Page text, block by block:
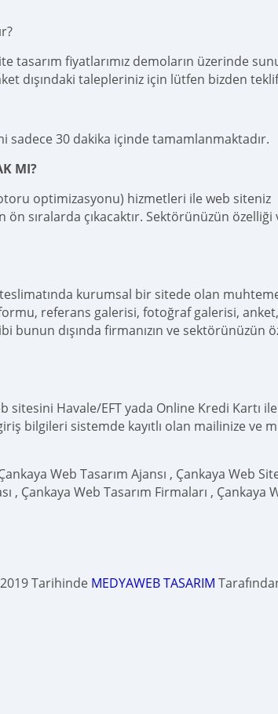
tasarım fiyatlarımız demoların üzerinde
dışındaki talepleriniz için lütfen bizden
sadece 30 dakika içinde tamamlanmaktadır.
MI?
optimizasyonu) hizmetleri ile web siteniz
sıralarda çıkacaktır. Sektörünüzün özelliği
kurumsal bir sitede olan
formu, referans galerisi, fotoğraf galerisi,
dışında firmanızın ve sektörünüzün
Havale/EFT yada Online Kredi Kartı ile
bilgileri sistemde kayıtlı olan mailinize ve
Web Tasarım Ajansı , Çankaya Web
, Çankaya Web Tasarım Firmaları , Çankaya
Tarihinde MEDYAWEB TASARIM